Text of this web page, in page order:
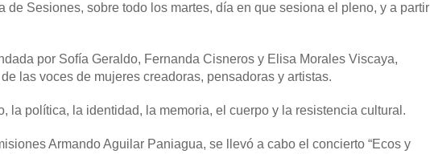
de Sesiones, sobre todo los martes, día en que sesiona el pleno, y a partir
por Sofía Geraldo, Fernanda Cisneros y Elisa Morales Viscaya,
las voces de mujeres creadoras, pensadoras y artistas.
la política, la identidad, la memoria, el cuerpo y la resistencia cultural.
Armando Aguilar Paniagua, se llevó a cabo el concierto “Ecos y